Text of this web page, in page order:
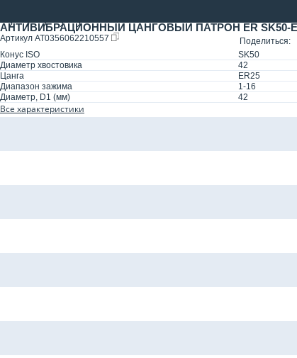
АНТИВИБРАЦИОННЫЙ ЦАНГОВЫЙ ПАТРОН ER SK50-
Артикул AT0356062210557
Поделиться
Конус ISO
SK50
Диаметр хвостовика
42
Цанга
ER25
Диапазон зажима
1-16
Диаметр, D1 (мм)
42
Все характеристики